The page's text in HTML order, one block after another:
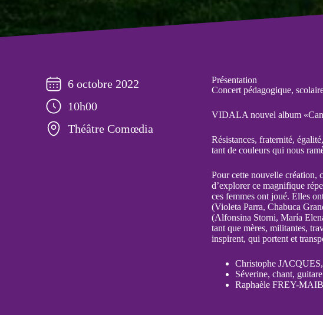
6 octobre 2022
10h00
Théâtre Comœdia
Présentation
Concert pédagogique,
VIDALA nouvel album
Résistances, fraternité,
tant de couleurs qui nous
Pour cette nouvelle création,
d’explorer ce magnifique
ces femmes ont joué. Elles
(Violeta Parra, Chabuca
(Alfonsina Storni, María
tant que mères, militantes,
inspirent, qui portent et
Christophe
Séverine, chant, guitare
Raphaèle FREY-